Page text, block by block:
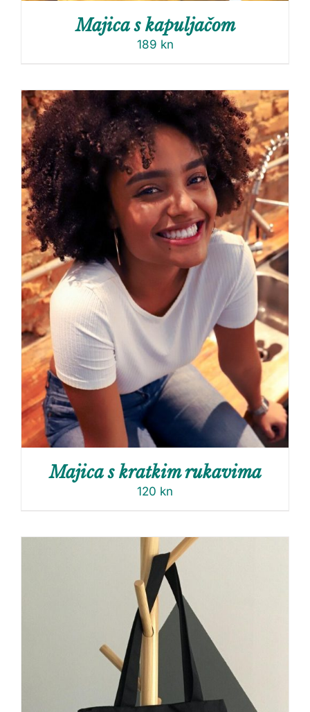
Majica s kapuljačom
189 kn
Majica s kratkim rukavima
120 kn